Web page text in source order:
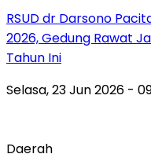
RSUD dr Darsono
2026, Gedung Rawat
Tahun Ini
Selasa, 23 Jun 2026 -
Daerah